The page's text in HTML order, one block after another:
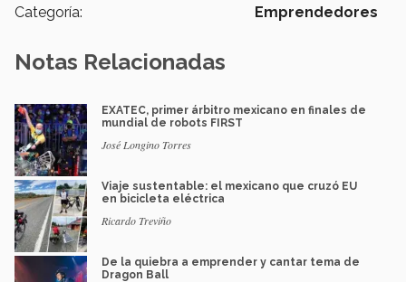
Categoría: Emprendedores
Notas Relacionadas
EXATEC, primer árbitro mexicano en finales de
mundial de robots FIRST
José Longino Torres
Viaje sustentable: el mexicano que cruzó EU
en bicicleta eléctrica
Ricardo Treviño
De la quiebra a emprender y cantar tema de
Dragon Ball